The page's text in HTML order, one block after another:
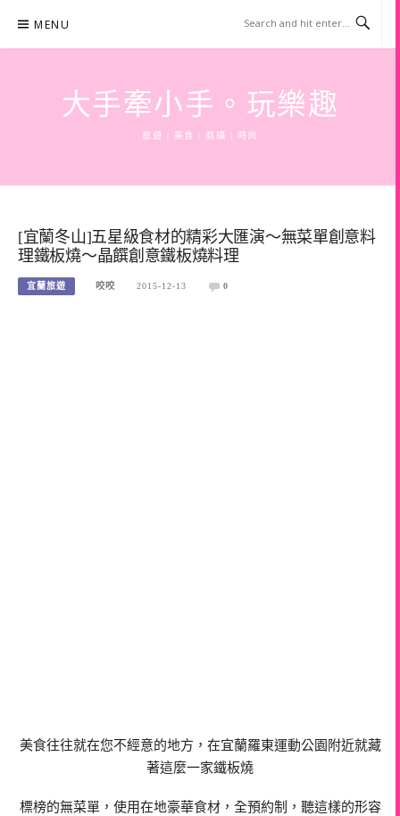
content
MENU
大手牽小手。玩樂趣
旅遊 | 美食 | 商攝 | 時尚
[宜蘭冬山]五星級食材的精彩大匯演～無菜單創意料
理鐵板燒～晶饌創意鐵板燒料理
宜蘭旅遊 咬咬 2015-12-13 0
美食往往就在您不經意的地方，在宜蘭羅東運動公園附近就藏
著這麼一家鐵板燒
標榜的無菜單，使用在地豪華食材，全預約制，聽這樣的形容